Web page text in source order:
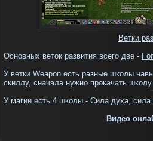
Ветки
Основных веток развития всего две -
У ветки Weapon есть разные школы
скиллу, сначала нужно прокачать
У магии есть 4 школы - Сила духа, сила
Видео